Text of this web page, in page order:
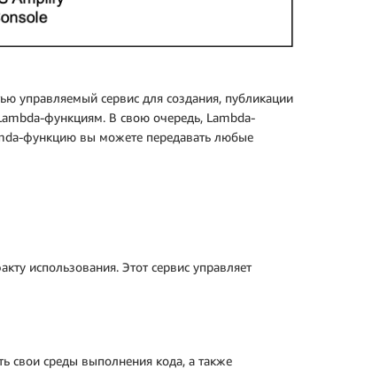
управляемый сервис для создания, публикации
функциям. В свою очередь, Lambda-
функцию вы можете передавать любые
использования. Этот сервис управляет
свои среды выполнения кода, а также